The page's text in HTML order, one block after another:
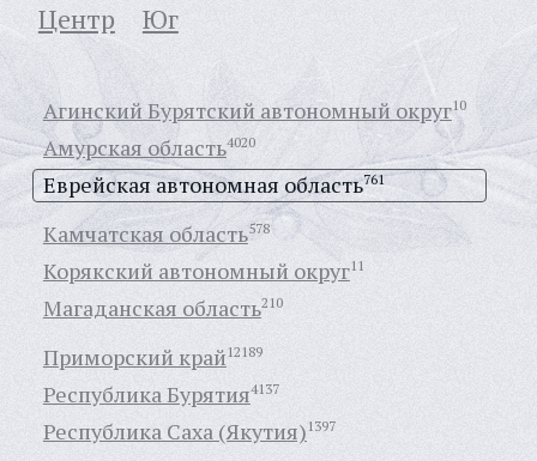
Центр
Юг
Агинский Бурятский автономный округ10
Амурская область4020
Еврейская автономная область761
Камчатская область578
Корякский автономный округ11
Магаданская область210
Приморский край12189
Республика Бурятия4137
Республика Саха (Якутия)1397